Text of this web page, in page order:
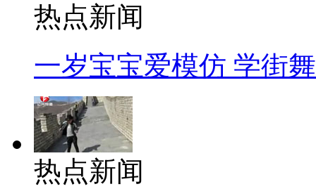
热点新闻
一岁宝宝爱模仿 学街
热点新闻